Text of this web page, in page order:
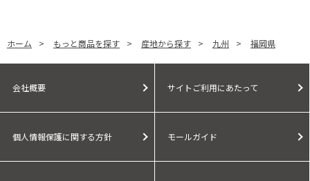
ホーム > もっと商品を探す > 産地から探す > 九州 > 福岡県
会社概要 サイトご利用にあたって
個人情報保護に関する方針 モールガイド